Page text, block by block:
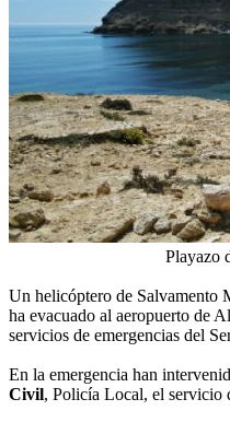
Playazo
Un helicóptero de Salvamento
ha evacuado al aeropuerto de
servicios de emergencias del
En la emergencia han
Civil, Policía Local, el servicio